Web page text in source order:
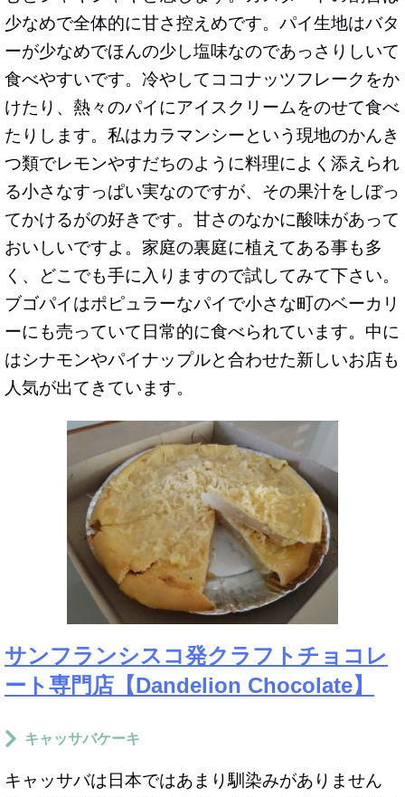
少なめで全体的に甘さ控えめです。パイ生地はバタ
ーが少なめでほんの少し塩味なのであっさりしいて
食べやすいです。冷やしてココナッツフレークをか
けたり、熱々のパイにアイスクリームをのせて食べ
たりします。私はカラマンシーという現地のかんき
つ類でレモンやすだちのように料理によく添えられ
る小さなすっぱい実なのですが、その果汁をしぼっ
てかけるがの好きです。甘さのなかに酸味があって
おいしいですよ。家庭の裏庭に植えてある事も多
く、どこでも手に入りますので試してみて下さい。
ブゴパイはポピュラーなパイで小さな町のベーカリ
ーにも売っていて日常的に食べられています。中に
はシナモンやパイナップルと合わせた新しいお店も
人気が出てきています。
サンフランシスコ発クラフトチョコレ
ート専門店【Dandelion Chocolate】
キャッサバケーキ
キャッサバは日本ではあまり馴染みがありません